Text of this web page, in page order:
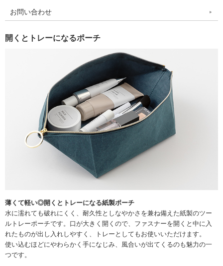
お問い合わせ
開くとトレーになるポーチ
薄くて軽い◎開くとトレーになる紙製ポーチ
水に濡れても破れにくく、耐久性としなやかさを兼ね備えた紙製のツー
ルトレーポーチです。口が大きく開くので、ファスナーを開くと中に入
れたものが出し入れしやすく、トレーとしてもお使いいただけます。
使い込むほどにやわらかく手になじみ、風合いが出てくるのも魅力の一
つです。